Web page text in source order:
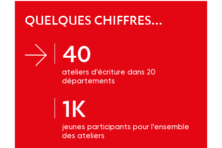
QUELQUES CHIFFRES…
40
ateliers d’écriture dans 20
départements
1K
jeunes participants pour l’ensemble
des ateliers